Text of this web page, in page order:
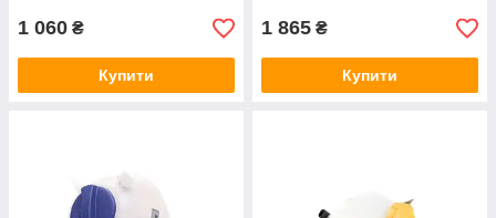
1 060 ₴
Купити
1 865 ₴
Купити